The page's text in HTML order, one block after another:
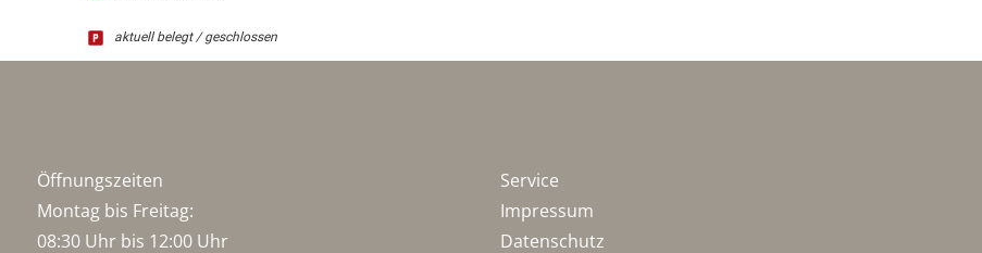
aktuell belegt / geschlossen
Öffnungszeiten
Montag bis Freitag:
08:30 Uhr bis 12:00 Uhr
Service
Impressum
Datenschutz